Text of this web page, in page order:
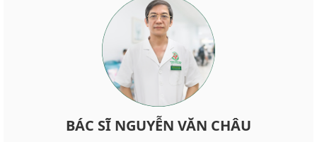
BÁC SĨ NGUYỄN VĂN CHÂU